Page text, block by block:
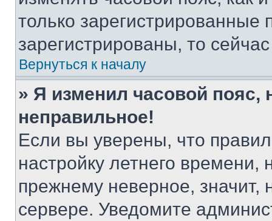
только
зарегистрированы, то
Вернуться к началу
» Я изменил часовой пояс,
неправильное!
Если вы уверены, что
настройку летнего
прежнему неверное, значит,
сервере. Уведомите